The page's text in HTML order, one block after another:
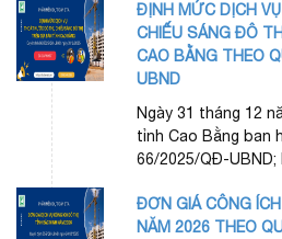
ĐỊNH MỨC DỊCH
CHIẾU SÁNG ĐÔ
CAO BẰNG THEO
UBND
Ngày 31 tháng 12
tỉnh Cao Bằng ban
66/2025/QĐ-UBND;
ĐƠN GIÁ CÔNG
NĂM 2026 THEO